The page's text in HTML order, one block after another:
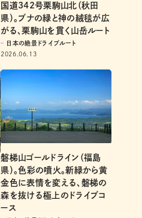
国道342号栗駒山北（秋田
県）。ブナの緑と神の絨毯が広
がる、栗駒山を貫く山岳ルート
日本の絶景ドライブルート
2026.06.13
磐梯山ゴールドライン（福島
県）。色彩の噴火。新緑から黄
金色に表情を変える、磐梯の
森を抜ける極上のドライブコ
ース